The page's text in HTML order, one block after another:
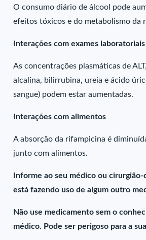
O consumo diário de álcool pode
efeitos tóxicos e do metabolismo da
Interações com exames
As concentrações plasmáticas de
alcalina, bilirrubina, ureia e ácido
sangue) podem estar aumentadas.
Interações com alimentos
A absorção da rifampicina é
junto com alimentos.
Informe ao seu médico ou
está fazendo uso de algum outro
Não use medicamento sem o
médico. Pode ser perigoso para a